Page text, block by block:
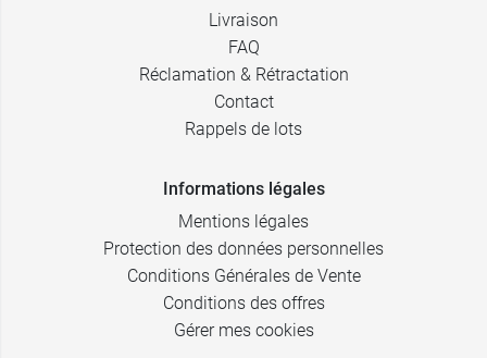
Livraison
FAQ
Réclamation & Rétractation
Contact
Rappels de lots
Informations légales
Mentions légales
Protection des données personnelles
Conditions Générales de Vente
Conditions des offres
Gérer mes cookies